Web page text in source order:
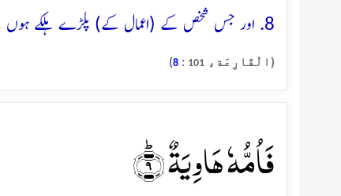
8. اور جس شخص کے (اعمال کے) پلڑے ہلکے ہوں گے
(الْقَارِعَة، 101
:
8
)
فَاُمُّہٗ ہَاوِیَۃٌ ؕ﴿۹﴾